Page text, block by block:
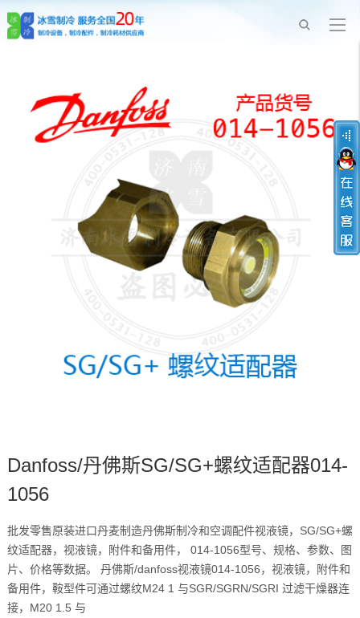
Danfoss/丹佛斯SG/SG+螺纹适配器014-
1056
批发零售原装进口丹麦制造丹佛斯制冷和空调配件视液镜，SG/SG+螺
纹适配器，视液镜，附件和备用件， 014-1056型号、规格、参数、图
片、价格等数据。 丹佛斯/danfoss视液镜014-1056，视液镜，附件和
备用件，鞍型件可通过螺纹M24 1 与SGR/SGRN/SGRI 过滤干燥器连
接，M20 1.5 与